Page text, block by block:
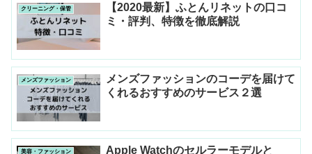
クリーニング・保管
【2020最新】ふとんリネットの口コ
ミ・評判、特徴を徹底解説
メンズファッション
メンズファッションのコーデを届けて
くれるおすすめのサービス２選
美容・ファッション Apple Watchのセルラーモデルと